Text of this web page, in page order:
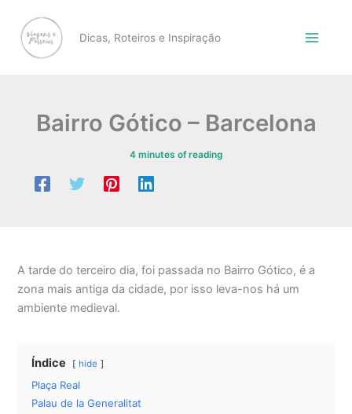
content
Dicas, Roteiros e Inspiração
Bairro Gótico – Barcelona
4 minutes of reading
A tarde do terceiro dia, foi passada no Bairro Gótico, é a
zona mais antiga da cidade, por isso leva-nos há um
ambiente medieval.
Índice hide
Plaça Real
Palau de la Generalitat